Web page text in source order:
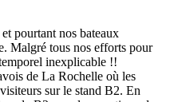
pourtant nos bateaux
Malgré tous nos efforts pour
inexplicable !!
de La Rochelle où les
sur le stand B2. En